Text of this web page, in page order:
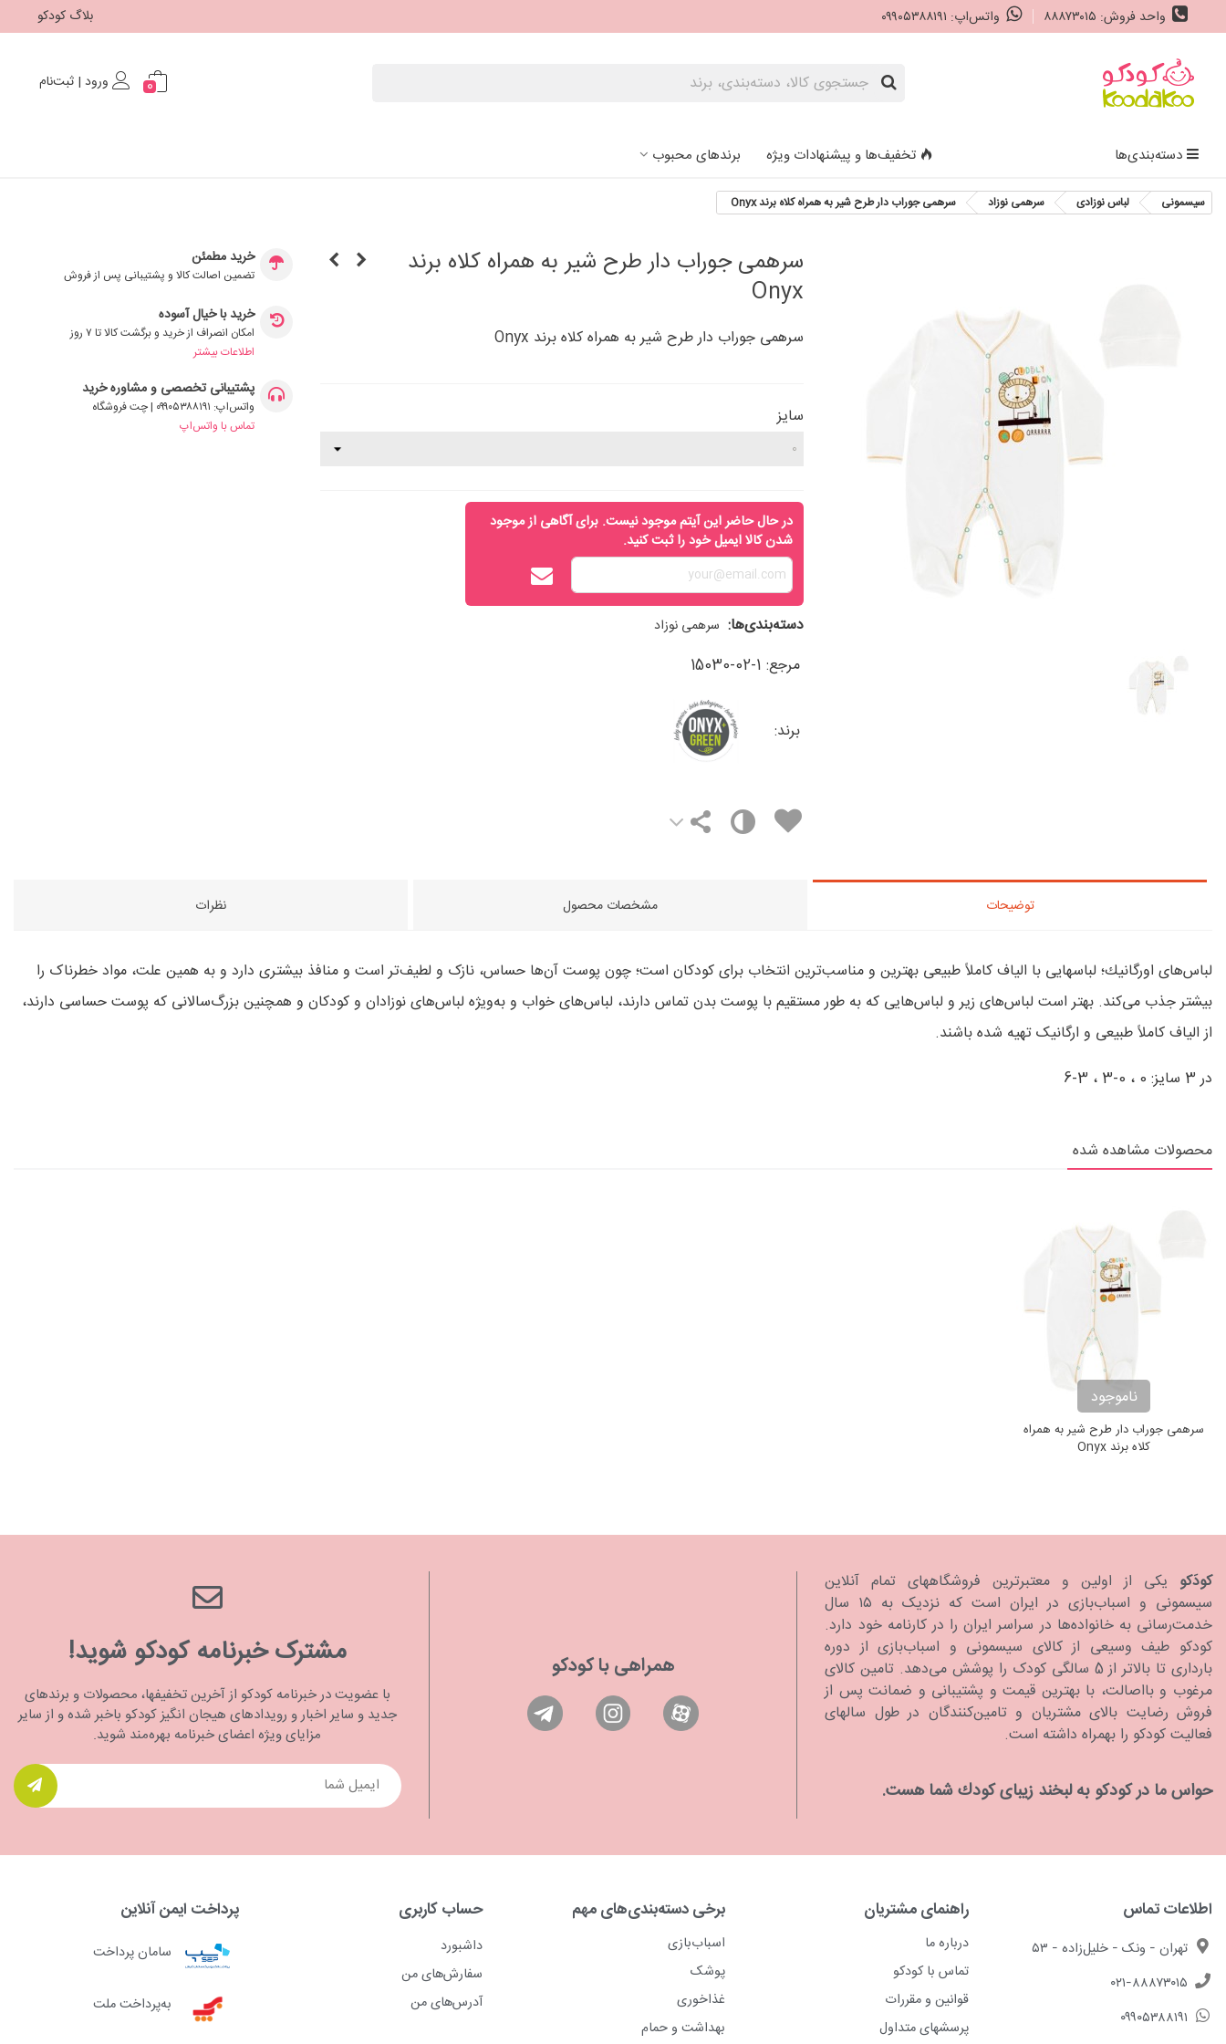
واحد فروش: ۸۸۸۷۳۰۱۵ واتس‌اپ: ۰۹۹۰۵۳۸۸۱۹۱ بلاگ کودکو
0 ورود | ثبت‌نام
دسته‌بندی‌ها تخفیف‌ها و پیشنهادات ویژه برندهای محبوب
سیسمونی لباس نوزادی سرهمی نوزاد سرهمی جوراب دار طرح شیر به همراه کلاه برند Onyx
سرهمی جوراب دار طرح شیر به همراه کلاه برند
Onyx
سرهمی جوراب دار طرح شیر به همراه کلاه برند Onyx
سایز
در حال حاضر این آیتم موجود نیست. برای آگاهی از موجود
شدن کالا ایمیل خود را ثبت کنید.
دسته‌بندی‌ها: سرهمی نوزاد
مرجع: 15030-02-1
برند:
خرید مطمئن
تضمین اصالت کالا و پشتیبانی پس از فروش
خرید با خیال آسوده
امکان انصراف از خرید و برگشت کالا تا ۷ روز
اطلاعات بیشتر
پشتیبانی تخصصی و مشاوره خرید
واتس‌اپ: ۰۹۹۰۵۳۸۸۱۹۱ | چت فروشگاه
تماس با واتس‌اپ
توضیحات مشخصات محصول نظرات
لباس‌های اورگانيك؛ لباسهايی با الیاف کاملاً طبیعی بهترین و مناسب‌ترین انتخاب برای کودکان است؛ چون پوست آن‌ها حساس، نازک و لطیف‌تر است و منافذ بیشتری دارد و به همین علت، مواد خطرناک را
بیشتر جذب می‌کند. بهتر است لباس‌های زیر و لباس‌هایی که به‌ طور مستقیم با پوست بدن تماس دارند، لباس‌های خواب و به‌ویژه لباس‌های نوزادان و کودکان و همچنین بزرگ‌سالانی که پوست حساسی دارند،
از الیاف کاملاً طبیعی و ارگانیک تهیه شده باشند.
در 3 سایز: 0 ، 0-3 ، 3-6
محصولات مشاهده شده
ناموجود
سرهمی جوراب دار طرح شیر به همراه
کلاه برند Onyx
کودَکو یکی از اولین و معتبرترین فروشگاههای تمام آنلاین
سیسمونی و اسباب‌بازی در ایران است که نزدیک به ۱۵ سال
خدمت‌رسانی به خانواده‌ها در سراسر ایران را در کارنامه خود دارد.
كودكو طیف وسیعی از کالای سیسمونی و اسباب‌بازی از دوره
بارداری تا بالاتر از 5 سالگی کودک را پوشش می‌دهد. تامین کالای
مرغوب و بااصالت، با بهترین قیمت و پشتیبانی و ضمانت پس از
فروش رضایت بالای مشتریان و تامین‌کنندگان در طول سالهای
فعالیت کودکو را بهمراه داشته است.
حواس ما در كودكو به لبخند زیبای كودك شما هست.
همراهی با کودکو مشترک خبرنامه کودکو شوید!
با عضویت در خبرنامه کودکو از آخرین تخفیفها، محصولات و برندهای
جدید و سایر اخبار و رویدادهای هیجان انگیز کودکو باخبر شده و از سایر
مزایای ویژه اعضای خبرنامه بهره‌مند شوید.
اطلاعات تماس
تهران - ونک - خلیل‌زاده - ۵۳
۰۲۱-۸۸۸۷۳۰۱۵
۰۹۹۰۵۳۸۸۱۹۱
راهنمای مشتریان
درباره ما
تماس با کودکو
قوانین و مقررات
پرسشهای متداول
برخی دسته‌بندی‌های مهم
اسباب‌بازی
پوشک
غذاخوری
بهداشت و حمام
حساب کاربری
داشبورد
سفارش‌های من
آدرس‌های من
پرداخت ایمن آنلاین
سامان پرداخت
به‌پرداخت ملت